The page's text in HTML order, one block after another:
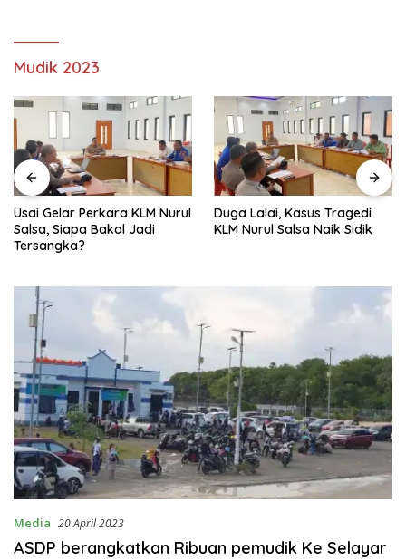
Mudik 2023
‎Usai Gelar Perkara KLM Nurul
Salsa, Siapa Bakal Jadi
Tersangka?
Duga Lalai, Kasus Tragedi
KLM Nurul Salsa Naik Sidik
Media 20 April 2023
ASDP berangkatkan Ribuan pemudik Ke Selayar